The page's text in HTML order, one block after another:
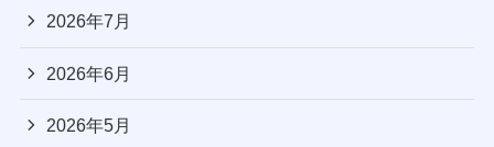
2026年7月
2026年6月
2026年5月